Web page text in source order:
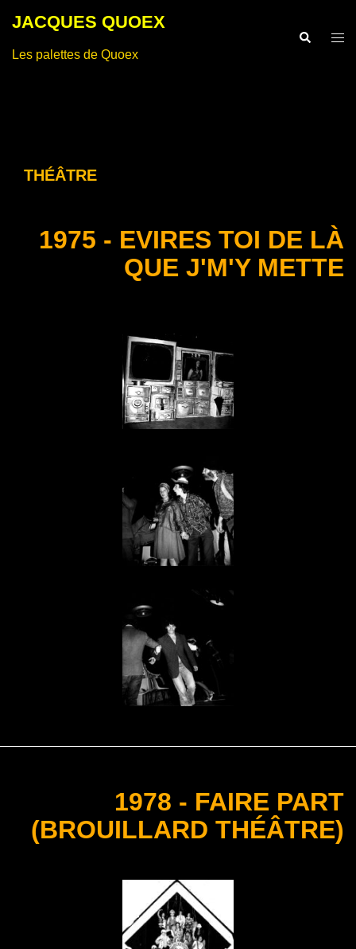
JACQUES QUOEX
Les palettes de Quoex
Rechercher
THÉÂTRE
1975 - EVIRES TOI DE LÀ
QUE J'M'Y METTE
1978 - FAIRE PART
(BROUILLARD THÉÂTRE)